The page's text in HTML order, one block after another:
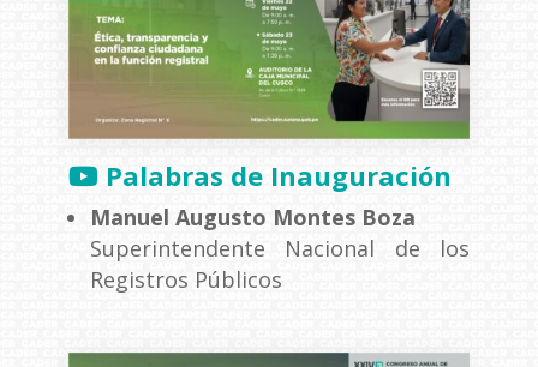
Palabras de Inauguración
Manuel Augusto Montes Boza
Superintendente Nacional de los
Registros Públicos